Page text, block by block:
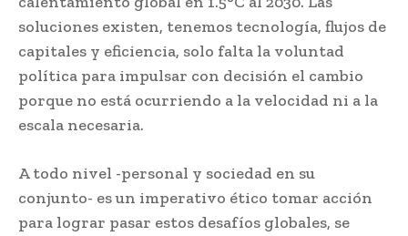
soluciones existen, tenemos tecnología, flujos de
capitales y eficiencia, solo falta la voluntad
política para impulsar con decisión el cambio
porque no está ocurriendo a la velocidad ni a la
escala necesaria.
A todo nivel -personal y sociedad en su
conjunto- es un imperativo ético tomar acción
para lograr pasar estos desafíos globales, se